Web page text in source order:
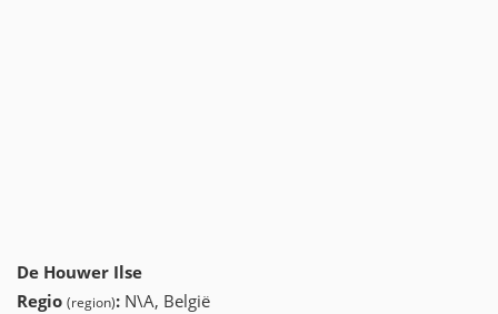
De Houwer Ilse
Regio (region): N\A, België